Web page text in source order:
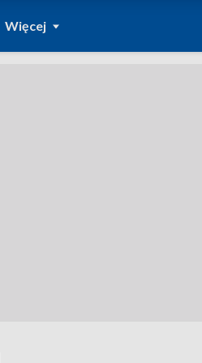
Więcej